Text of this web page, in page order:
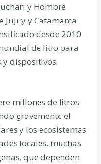
y Hombre
Jujuy y Catamarca.
desde 2010
de litio para
y dispositivos
millones de litros
gravemente el
y los ecosistemas
locales, muchas
que dependen